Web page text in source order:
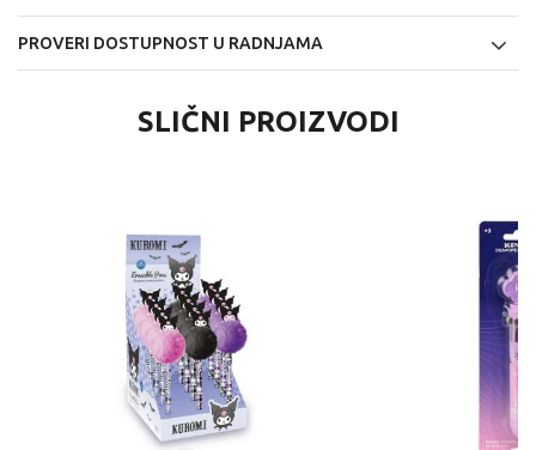
PROVERI DOSTUPNOST U RADNJAMA
SLIČNI PROIZVODI